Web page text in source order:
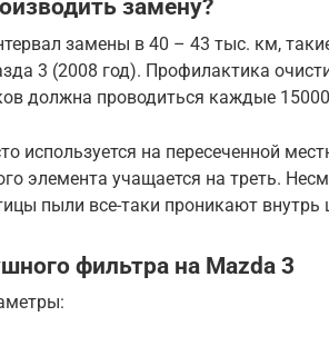
замену?
замены в 40 – 43 тыс. км,
3 (2008 год). Профилактика
должна проводиться каждые
используется на пересеченной
элемента учащается на треть.
пыли все-таки проникают
фильтра на Mazda 3